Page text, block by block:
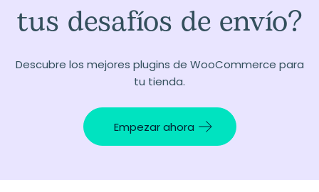
tus desafíos de envío?
Descubre los mejores plugins de WooCommerce para
tu tienda.
Empezar ahora